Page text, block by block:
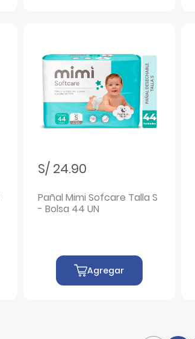
S/ 24.90
Pañal Mimi Sofcare Talla S
- Bolsa 44 UN
Agregar